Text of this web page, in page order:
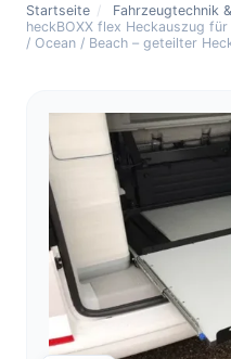
close
Produktsuche
search
arrow_forward
person favorite_border
Startseite / Fahrzeugtechnik
heckBOXX flex Heckauszug
/ Ocean / Beach – geteilter